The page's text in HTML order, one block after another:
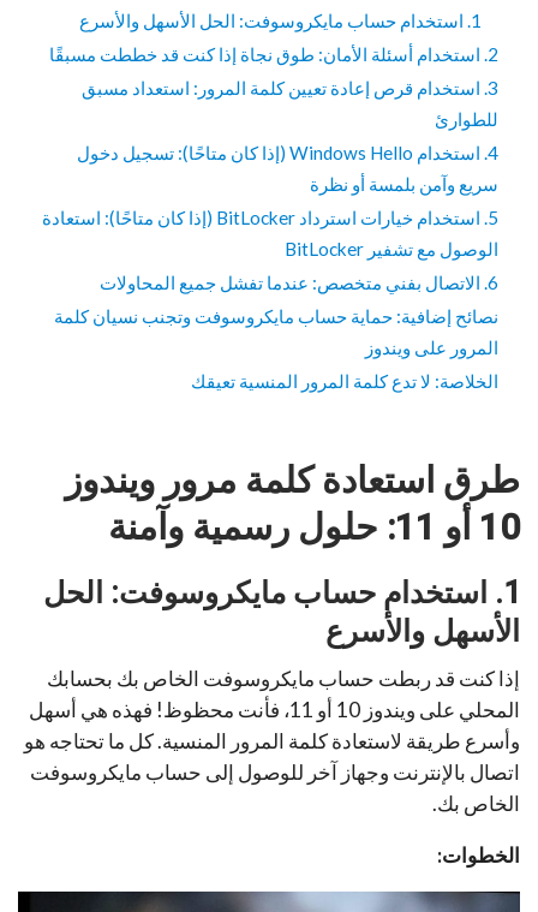
1. استخدام حساب مايكروسوفت: الحل الأسهل والأسرع
2. استخدام أسئلة الأمان: طوق نجاة إذا كنت قد خططت مسبقًا
3. استخدام قرص إعادة تعيين كلمة المرور: استعداد مسبق
للطوارئ
4. استخدام Windows Hello (إذا كان متاحًا): تسجيل دخول
سريع وآمن بلمسة أو نظرة
5. استخدام خيارات استرداد BitLocker (إذا كان متاحًا): استعادة
الوصول مع تشفير BitLocker
6. الاتصال بفني متخصص: عندما تفشل جميع المحاولات
نصائح إضافية: حماية حساب مايكروسوفت وتجنب نسيان كلمة
المرور على ويندوز
الخلاصة: لا تدع كلمة المرور المنسية تعيقك
طرق استعادة كلمة مرور ويندوز
10 أو 11: حلول رسمية وآمنة
1. استخدام حساب مايكروسوفت: الحل
الأسهل والأسرع
إذا كنت قد ربطت حساب مايكروسوفت الخاص بك بحسابك
المحلي على ويندوز 10 أو 11، فأنت محظوظ! فهذه هي أسهل
وأسرع طريقة لاستعادة كلمة المرور المنسية. كل ما تحتاجه هو
اتصال بالإنترنت وجهاز آخر للوصول إلى حساب مايكروسوفت
الخاص بك.
الخطوات: